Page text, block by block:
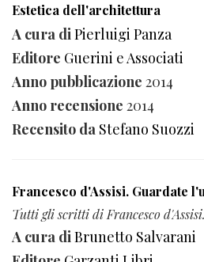
Estetica dell'architettura
A cura diPierluigi Panza
Editore Guerini e Associati
Anno pubblicazione 2014
Anno recensione 2014
Recensito da Stefano Suozzi
Francesco d'Assisi. Guardate
Tutti gli scritti di Francesco d'Assisi.
A cura diBrunetto Salvarani